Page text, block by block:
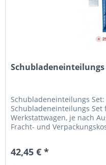
Schubladeneinteilungs
Schubladeneinteilungs Set:
Schubladeneinteilungs Set
Werkstattwagen, je nach
Fracht- und
42,45 € *